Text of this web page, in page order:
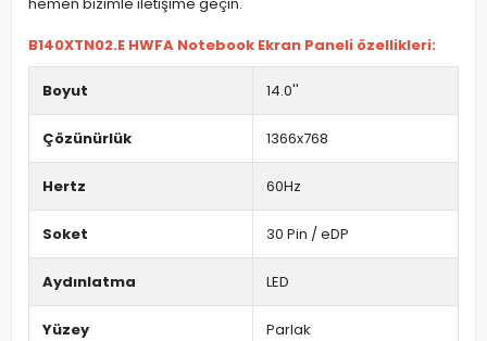
B140XTN02.E HWFA Notebook Ekran Paneli özellikleri:
Boyut 14.0''
Çözünürlük 1366x768
Hertz 60Hz
Soket 30 Pin / eDP
Aydınlatma LED
Yüzey Parlak